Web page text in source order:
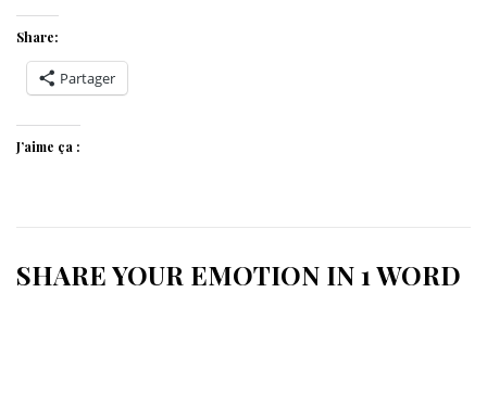
Share:
Partager
J’aime ça :
SHARE YOUR EMOTION IN 1 WORD